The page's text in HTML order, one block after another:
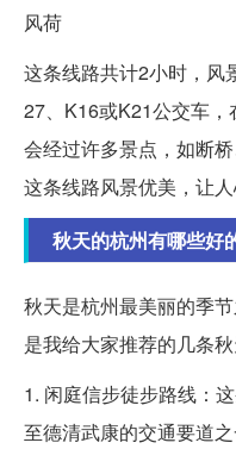
风荷
这条线路共计2小时，风
27、K16或K21公交车
会经过许多景点，如断
这条线路风景优美，让人
秋天的杭州有哪些好
秋天是杭州最美丽的季
是我给大家推荐的几条秋
1. 闲庭信步徒步路线：
至德清武康的交通要道